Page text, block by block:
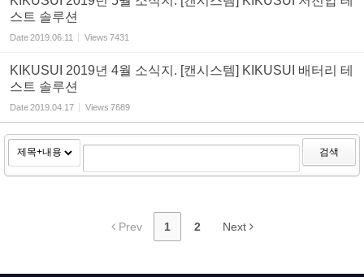
스트 솔루션
Date2019.06.11 Views 7431
KIKUSUI 2019년 4월 소식지. [캔시스템] KIKUSUI 배터리 테
스트 솔루션
Date2019.04.17 Views 7689
검색
Prev 1 2 Next